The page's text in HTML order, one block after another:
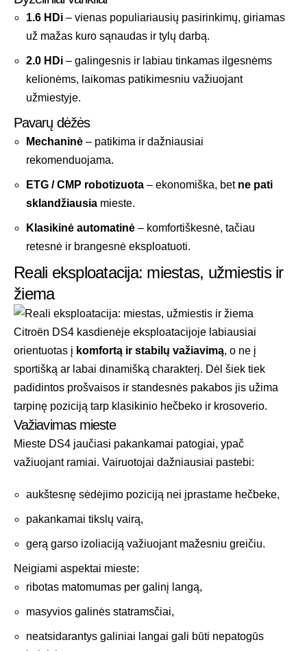
1.6 HDi – vienas populiariausių pasirinkimų, giriamas
už mažas kuro sąnaudas ir tylų darbą.
2.0 HDi – galingesnis ir labiau tinkamas ilgesnėms
kelionėms, laikomas patikimesniu važiuojant
užmiestyje.
Pavarų dėžės
Mechaninė – patikima ir dažniausiai
rekomenduojama.
ETG / CMP robotizuota – ekonomiška, bet ne pati
sklandžiausia mieste.
Klasikinė automatinė – komfortiškesnė, tačiau
retesnė ir brangesnė eksploatuoti.
Reali eksploatacija: miestas, užmiestis ir
žiema
Citroën DS4 kasdienėje eksploatacijoje labiausiai
orientuotas į komfortą ir stabilų važiavimą, o ne į
sportišką ar labai dinamišką charakterį. Dėl šiek tiek
padidintos prošvaisos ir standesnės pakabos jis užima
tarpinę poziciją tarp klasikinio hečbeko ir krosoverio.
Važiavimas mieste
Mieste DS4 jaučiasi pakankamai patogiai, ypač
važiuojant ramiai. Vairuotojai dažniausiai pastebi:
aukštesnę sėdėjimo poziciją nei įprastame hečbeke,
pakankamai tikslų vairą,
gerą garso izoliaciją važiuojant mažesniu greičiu.
Neigiami aspektai mieste:
ribotas matomumas per galinį langą,
masyvios galinės statramsčiai,
neatsidarantys galiniai langai gali būti nepatogūs